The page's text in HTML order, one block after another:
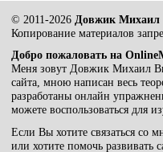
© 2011-2026 Довжик Михаил
Копирование материалов
Добро пожаловать на
Меня зовут Довжик Михаил
сайта, мною написан весь
разработаны онлайн
можете воспользоваться для
Если Вы хотите связаться со
или хотите помочь развивать